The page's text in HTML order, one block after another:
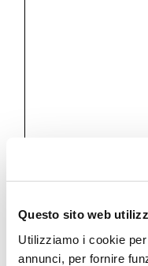
Questo sito web
Utilizziamo i cookie
annunci, per fornire
Sliding rail
holder L. 600